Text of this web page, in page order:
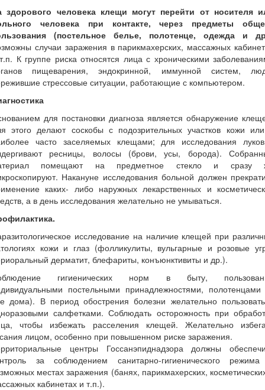
здорового человека клещи могут перейти от носителя
человека при контакте, через предметы
(постельное белье, полотенце, одежда и
случаи заражения в парикмахерских, массажных
К группе риска относятся лица с хроническими
пищеварения, эндокринной, иммунной систем,
стрессовые ситуации, работающие с компьютером.
для постановки диагноза является обнаружение
этого делают соскобы с подозрительных участков кожи
часто заселяемых клещами; для исследования
ресницы, волосы (брови, усы, борода).
помещают на предметное стекло и сразу
Накануне исследования больной должен
каких- либо наружных лекарственных и
а в день исследования желательно не умываться.
исследование на наличие клещей при
кожи и глаз (фолликулиты, вульгарные и розовые
дерматит, блефариты, конъюнктивиты и др.).
гигиенических норм в быту,
постельными принадлежностями,
дома). В период обострения болезни желательно
салфетками. Соблюдать осторожность при
чтобы избежать расселения клещей. Желательно
лицом, особенно при повышенном риске заражения.
центры Госсанэпиднадзора должны
за соблюдением санитарно-гигиенического
местах заражения (банях, парикмахерских,
кабинетах и т.п.).